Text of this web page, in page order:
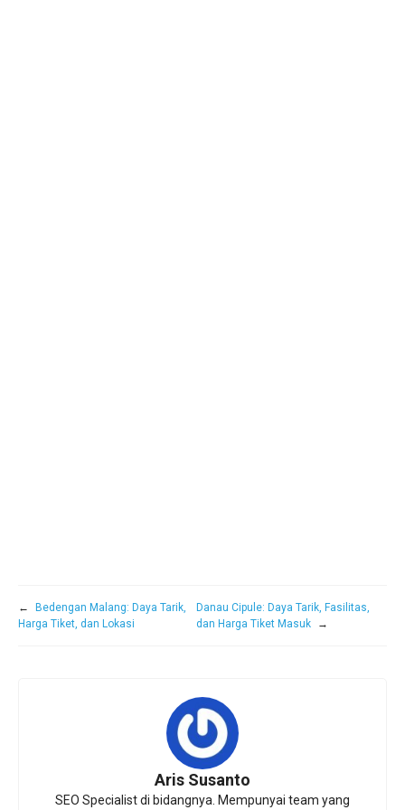
←
Bedengan Malang: Daya Tarik,
Harga Tiket, dan Lokasi
Danau Cipule: Daya Tarik, Fasilitas,
dan Harga Tiket Masuk
→
Aris Susanto
SEO Specialist di bidangnya. Mempunyai team yang